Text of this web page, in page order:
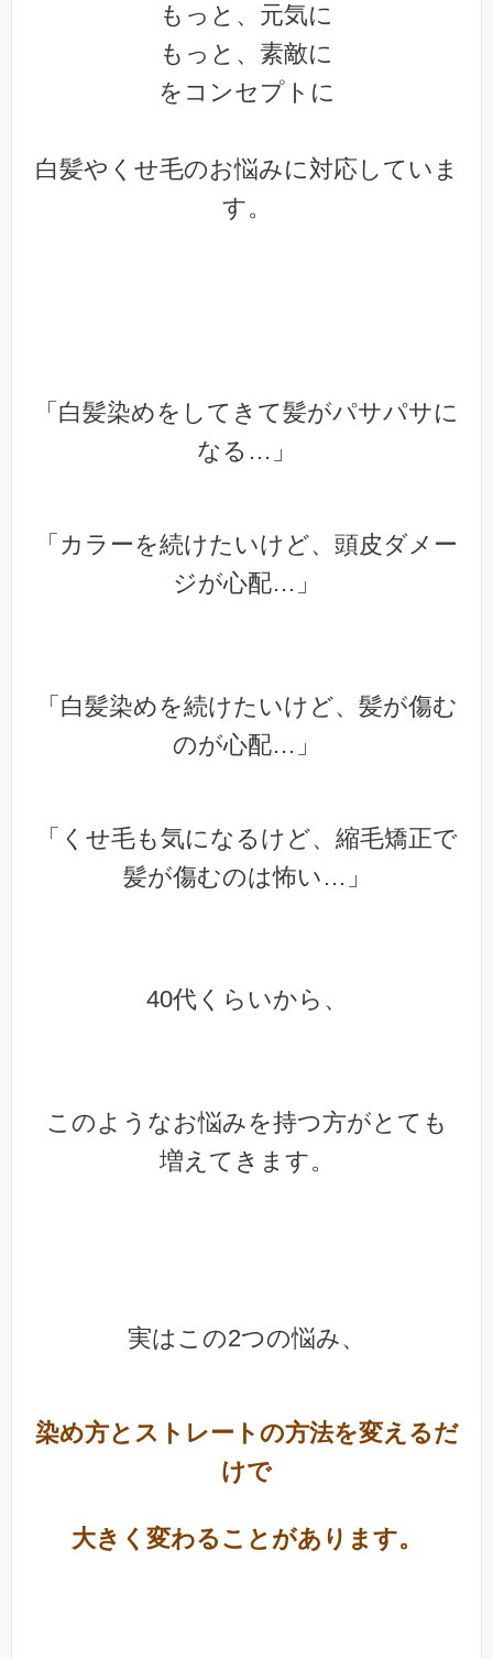
もっと、元気に
もっと、素敵に
をコンセプトに
白髪やくせ毛のお悩みに対応していま
す。
「白髪染めをしてきて髪がパサパサに
なる…」
「カラーを続けたいけど、頭皮ダメー
ジが心配…」
「白髪染めを続けたいけど、髪が傷む
のが心配…」
「くせ毛も気になるけど、縮毛矯正で
髪が傷むのは怖い…」
40代くらいから、
このようなお悩みを持つ方がとても
増えてきます。
実はこの2つの悩み、
染め方とストレートの方法を変えるだ
けで
大きく変わることがあります。